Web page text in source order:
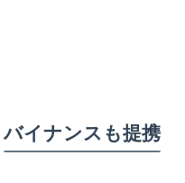
バイナンスも提携